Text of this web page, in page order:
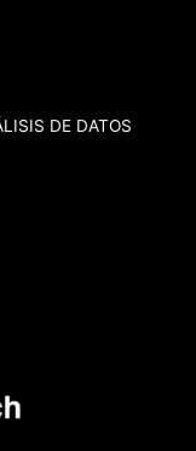
DE DATOS